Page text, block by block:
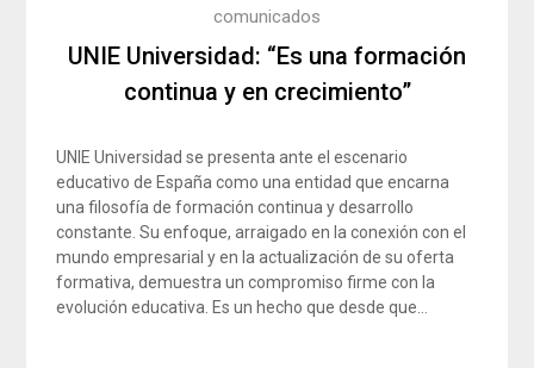
UNIE Universidad: “Es una formación
continua y en crecimiento”
comunicados
UNIE Universidad se presenta ante el escenario
educativo de España como una entidad que encarna
una filosofía de formación continua y desarrollo
constante. Su enfoque, arraigado en la conexión con el
mundo empresarial y en la actualización de su oferta
formativa, demuestra un compromiso firme con la
evolución educativa. Es un hecho que desde que…